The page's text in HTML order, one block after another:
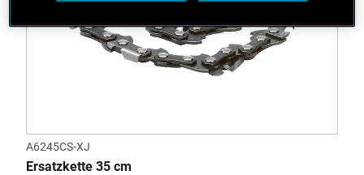
A6245CS-XJ
Ersatzkette 35 cm